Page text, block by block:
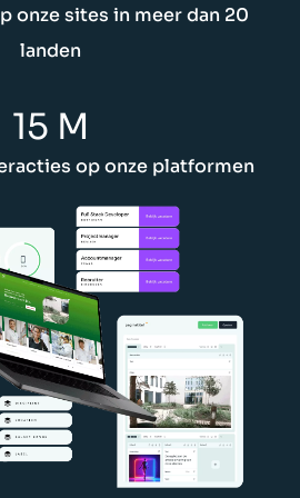
onze sites in meer dan 20
landen
15 M
op onze platformen